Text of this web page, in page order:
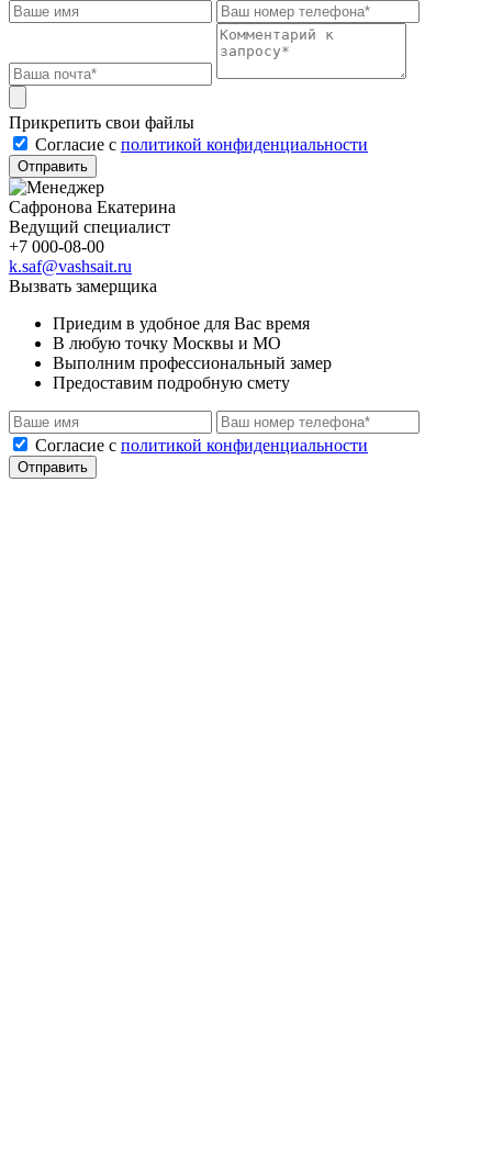
Прикрепить свои файлы
Cогласие с политикой конфиденциальности
Отправить
Сафронова Екатерина
Ведущий специалист
+7 000-08-00
k.saf@vashsait.ru
Вызвать замерщика
Приедим в удобное для Вас время
В любую точку Москвы и МО
Выполним профессиональный замер
Предоставим подробную смету
Cогласие с политикой конфиденциальности
Отправить